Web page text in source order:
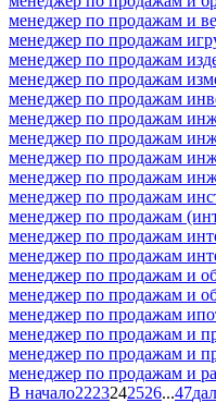
менеджер по продажам и
менеджер по продажам
менеджер по продажам
менеджер по продажам
менеджер по продажам
менеджер по продажам
менеджер по продажам
менеджер по продажам
менеджер по продажам
менеджер по продажам
менеджер по продажам
менеджер по продажам
менеджер по продажам
менеджер по продажам и
менеджер по продажам и
менеджер по продажам
менеджер по продажам и
менеджер по продажам и
менеджер по продажам и
В начало2223242526...47